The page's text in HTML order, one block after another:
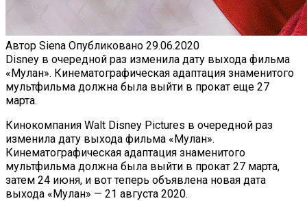
Автор Siena Опубликовано 29.06.2020
Disney в очередной раз изменила дату выхода фильма
«Мулан». Кинематографическая адаптация знаменитого
мультфильма должна была выйти в прокат еще 27
марта.
Кинокомпания Walt Disney Pictures в очередной раз
изменила дату выхода фильма «Мулан».
Кинематографическая адаптация знаменитого
мультфильма должна была выйти в прокат 27 марта,
затем 24 июня, и вот теперь объявлена новая дата
выхода «Мулан» — 21 августа 2020.